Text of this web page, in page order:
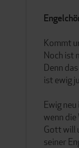
Kommt
Noch ist
Denn
ist ewig
Ewig neu
wenn
Gott will
seiner